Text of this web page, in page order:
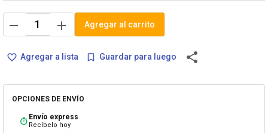
remove add Agregar al carrito
favorite_border Agregar a lista bookmark_border Guardar para luego share
OPCIONES DE ENVÍO
timer Envío express
Recíbelo hoy